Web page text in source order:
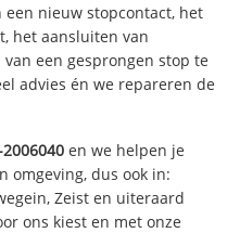
nieuw stopcontact, het
het aansluiten van
een gesprongen stop te
advies én we repareren de
en we helpen je
omgeving, dus ook in:
Zeist en uiteraard
ons kiest en met onze